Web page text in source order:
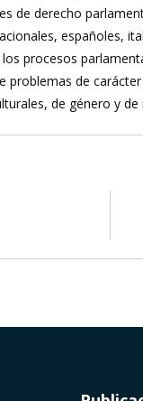
de derecho
españoles,
procesos
problemas de
de género y de